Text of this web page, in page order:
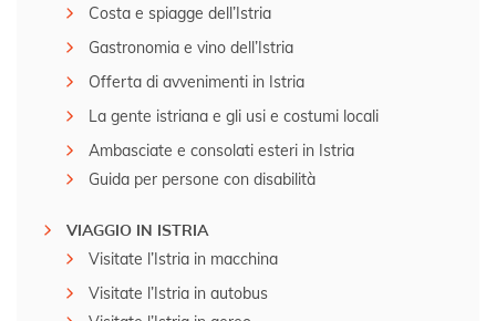
Costa e spiagge dell’Istria
Gastronomia e vino dell’Istria
Offerta di avvenimenti in Istria
La gente istriana e gli usi e costumi locali
Ambasciate e consolati esteri in Istria
Guida per persone con disabilità
VIAGGIO IN ISTRIA
Visitate l’Istria in macchina
Visitate l’Istria in autobus